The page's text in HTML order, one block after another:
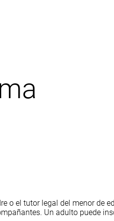
o el tutor legal del menor de
Un adulto puede